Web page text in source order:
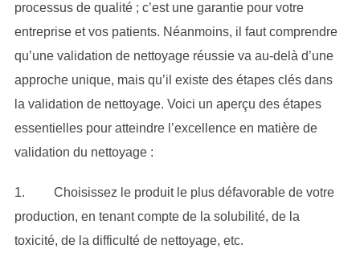
processus de qualité ; c’est une garantie pour votre
entreprise et vos patients. Néanmoins, il faut comprendre
qu’une validation de nettoyage réussie va au-delà d’une
approche unique, mais qu’il existe des étapes clés dans
la validation de nettoyage. Voici un aperçu des étapes
essentielles pour atteindre l’excellence en matière de
validation du nettoyage :
1. Choisissez le produit le plus défavorable de votre
production, en tenant compte de la solubilité, de la
toxicité, de la difficulté de nettoyage, etc.